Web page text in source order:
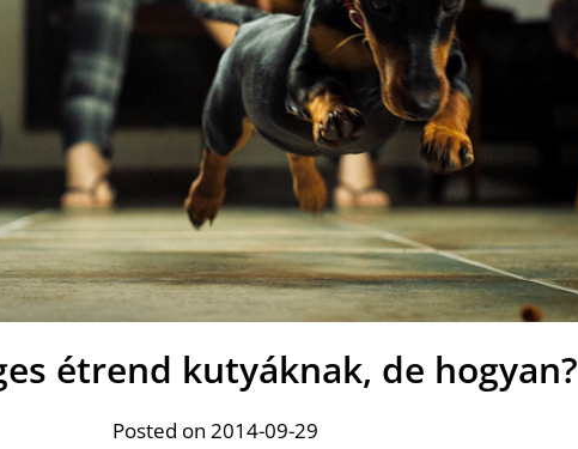
étrend kutyáknak, de hogyan?
Posted on 2014-09-29